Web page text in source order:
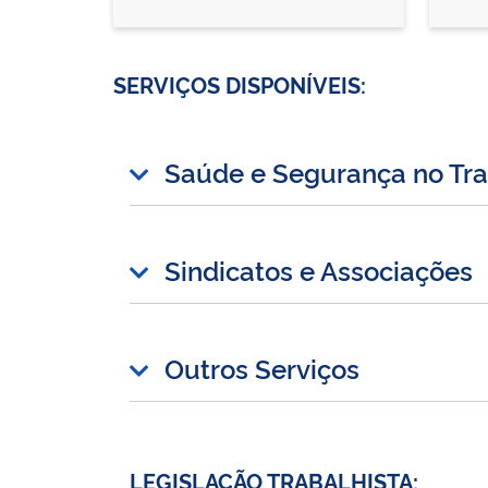
SERVIÇOS DISPONÍVEIS:
Saúde e Segurança no
Sindicatos e Associações
Outros Serviços
LEGISLAÇÃO TRABALHISTA: